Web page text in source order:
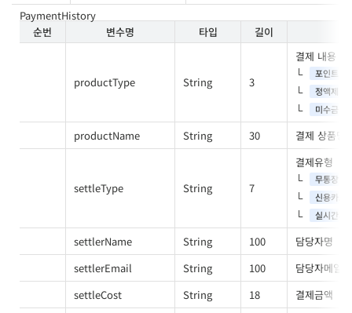
PaymentHistory
순번
변수명 타입 길이
productType String 3
결제 내용
포인트
정액제
미수금
productName String 30 결제 상품명
settleType String 7
결제유형
무통장
신용카드
실시간계
settlerName String 100
담당자명
settlerEmail
String 100
담당자메일
settleCost
String 18
결제금액